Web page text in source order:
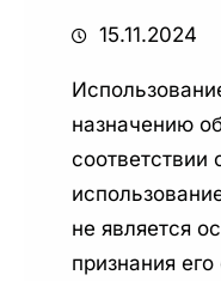
15.11.2024
назначению
не является
признания